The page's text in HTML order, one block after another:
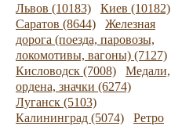
Львов (10183)
Киев (10182)
Саратов (8644)
Железная
дорога (поезда, паровозы,
локомотивы, вагоны) (7127)
Кисловодск (7008)
Медали,
ордена, значки (6274)
Луганск (5103)
Калининград (5074)
Ретро